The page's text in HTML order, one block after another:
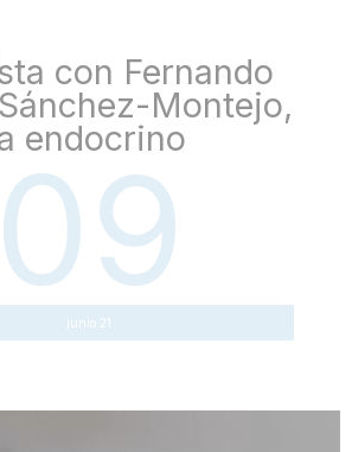
con Fernando
Montejo,
endocrino
09
junio 21